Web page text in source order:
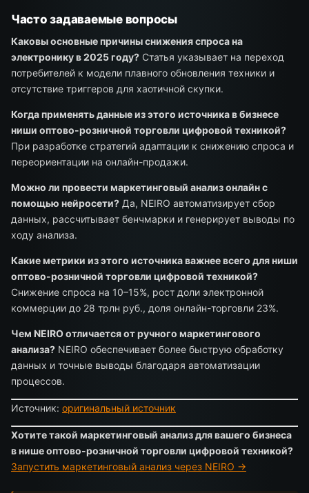
Часто задаваемые вопросы
Каковы основные причины снижения спроса на
электронику в 2025 году? Статья указывает на переход
потребителей к модели плавного обновления техники и
отсутствие триггеров для хаотичной скупки.
Когда применять данные из этого источника в бизнесе
ниши оптово-розничной торговли цифровой техникой?
При разработке стратегий адаптации к снижению спроса и
переориентации на онлайн-продажи.
Можно ли провести маркетинговый анализ онлайн с
помощью нейросети? Да, NEIRO автоматизирует сбор
данных, рассчитывает бенчмарки и генерирует выводы по
ходу анализа.
Какие метрики из этого источника важнее всего для ниши
оптово-розничной торговли цифровой техникой?
Снижение спроса на 10–15%, рост доли электронной
коммерции до 28 трлн руб., доля онлайн-торговли 23%.
Чем NEIRO отличается от ручного маркетингового
анализа? NEIRO обеспечивает более быструю обработку
данных и точные выводы благодаря автоматизации
процессов.
Источник: оригинальный источник
Хотите такой маркетинговый анализ для вашего бизнеса
в нише оптово-розничной торговли цифровой техникой?
Запустить маркетинговый анализ через NEIRO →